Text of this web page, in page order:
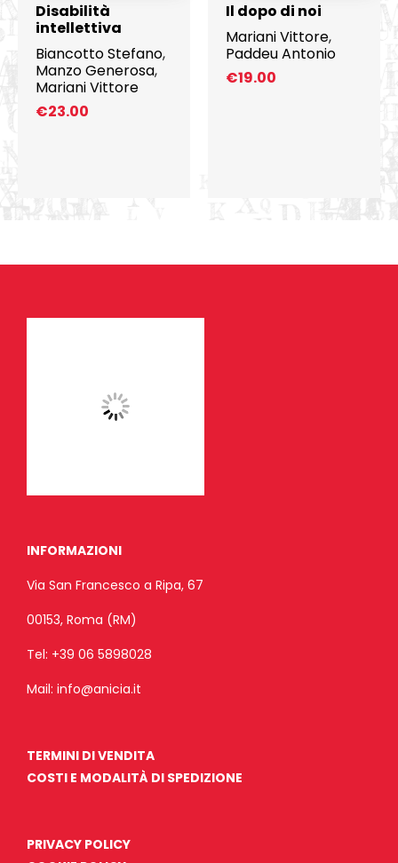
Disabilità
intellettiva
Biancotto Stefano,
Manzo Generosa,
Mariani Vittore
€23.00
Il dopo di noi
Mariani Vittore,
Paddeu Antonio
€19.00
INFORMAZIONI
Via San Francesco a Ripa, 67
00153, Roma (RM)
Tel: +39 06 5898028
Mail: info@anicia.it
TERMINI DI VENDITA
COSTI E MODALITÀ DI SPEDIZIONE
PRIVACY POLICY